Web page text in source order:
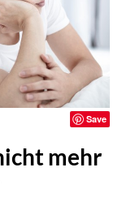
Save
mehr